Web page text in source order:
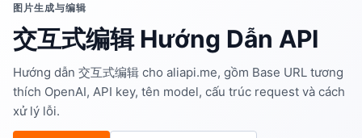
图片生成与编辑
交互式编辑 Hướng Dẫn API
Hướng dẫn 交互式编辑 cho aliapi.me, gồm Base URL tương
thích OpenAI, API key, tên model, cấu trúc request và cách
xử lý lỗi.